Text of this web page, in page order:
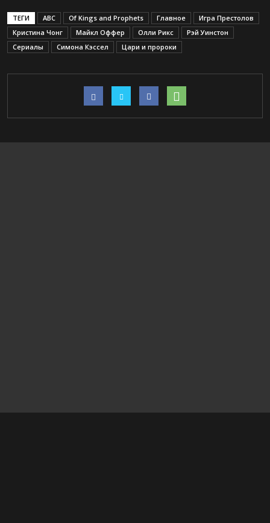
ТЕГИ ABC Of Kings and Prophets Главное
Игра Престолов
Кристина Чонг
Майкл Оффер Олли Рикс
Рэй Уинстон
Сериалы
Симона Кэссел Цари и пророки